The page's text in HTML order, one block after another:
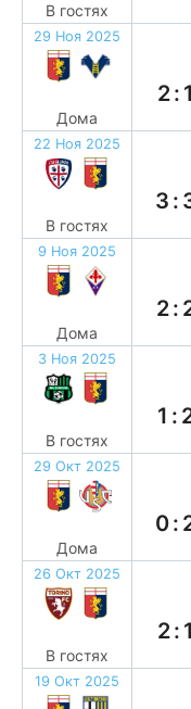
В гостях
29 Ноя 2025
Дома
2:1
22 Ноя 2025
В гостях
9 Ноя 2025
Дома
3 Ноя 2025
В гостях
29 Окт 2025
Дома
26 Окт 2025
В гостях
2:1
19 Окт 2025